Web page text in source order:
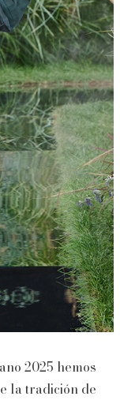
2025 hemos
la tradición de